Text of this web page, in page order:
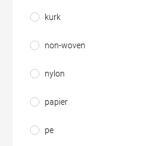
kurk
non-woven
nylon
papier
pe